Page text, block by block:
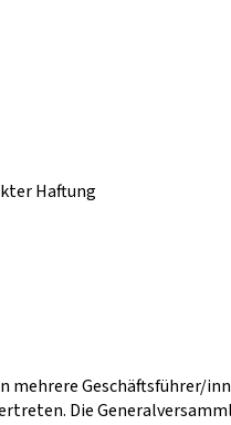
Haftung
mehrere Geschäftsführer/
Die